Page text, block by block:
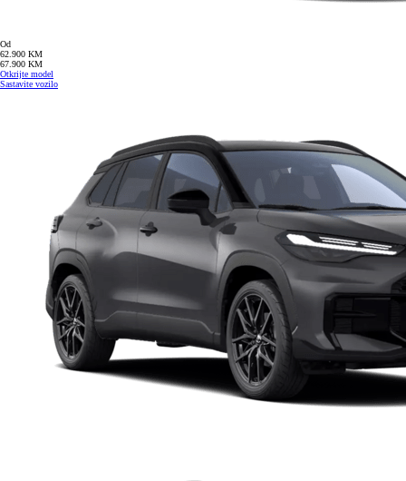
Od
62.900 KM
67.900 KM
Otkrijte model
Sastavite vozilo